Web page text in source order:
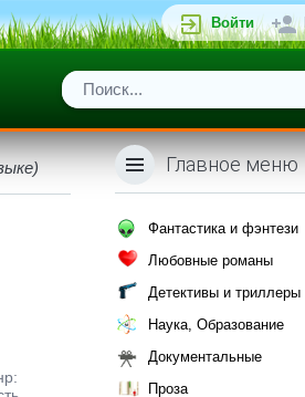
Войти
Главное меню
Фантастика и фэнтези
Любовные романы
Детективы и триллеры
Наука, Образование
Документальные
Проза